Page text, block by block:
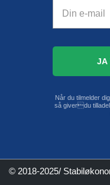
Når du tilmelder
så giverdu
© 2018-2025/